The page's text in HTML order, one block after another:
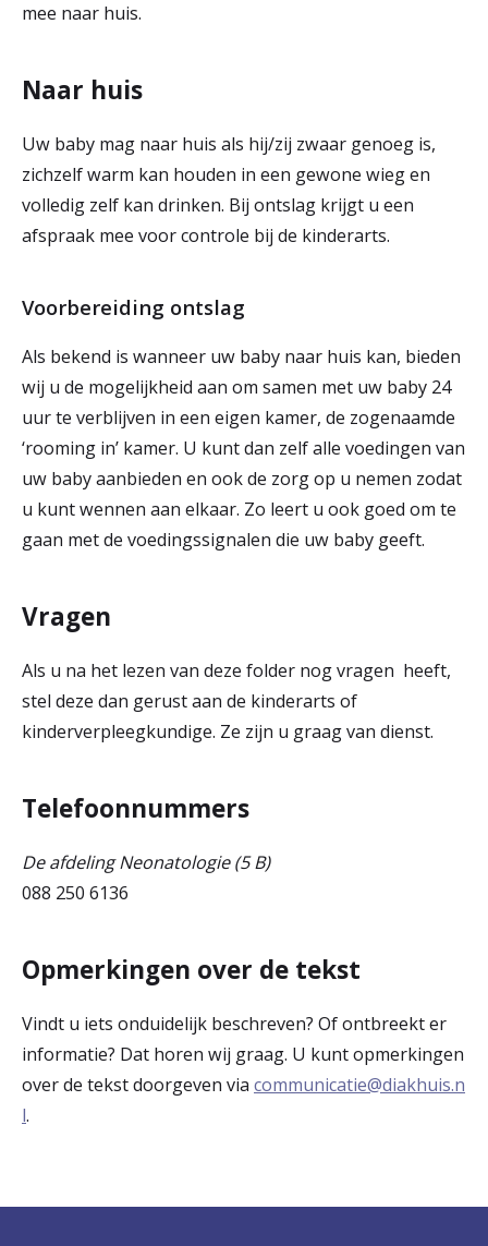
mee naar huis.
Naar huis
Uw baby mag naar huis als hij/zij zwaar genoeg is,
zichzelf warm kan houden in een gewone wieg en
volledig zelf kan drinken. Bij ontslag krijgt u een
afspraak mee voor controle bij de kinderarts.
Voorbereiding ontslag
Als bekend is wanneer uw baby naar huis kan, bieden
wij u de mogelijkheid aan om samen met uw baby 24
uur te verblijven in een eigen kamer, de zogenaamde
‘rooming in’ kamer. U kunt dan zelf alle voedingen van
uw baby aanbieden en ook de zorg op u nemen zodat
u kunt wennen aan elkaar. Zo leert u ook goed om te
gaan met de voedingssignalen die uw baby geeft.
Vragen
Als u na het lezen van deze folder nog vragen heeft,
stel deze dan gerust aan de kinderarts of
kinderverpleegkundige. Ze zijn u graag van dienst.
Telefoonnummers
De afdeling Neonatologie (5 B)
088 250 6136
Opmerkingen over de tekst
Vindt u iets onduidelijk beschreven? Of ontbreekt er
informatie? Dat horen wij graag. U kunt opmerkingen
over de tekst doorgeven via communicatie@diakhuis.n
l.